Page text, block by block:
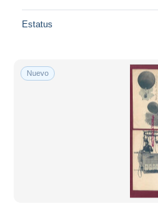
Estatus
Nuevo